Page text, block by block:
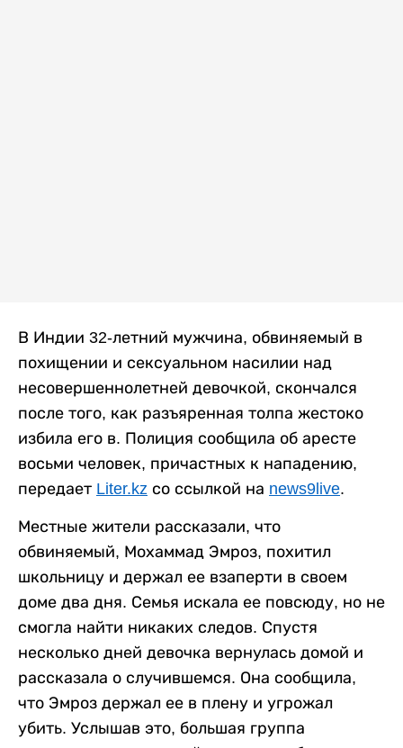
В Индии 32-летний мужчина, обвиняемый в
похищении и сексуальном насилии над
несовершеннолетней девочкой, скончался
после того, как разъяренная толпа жестоко
избила его в. Полиция сообщила об аресте
восьми человек, причастных к нападению,
передает Liter.kz со ссылкой на news9live.
Местные жители рассказали, что
обвиняемый, Мохаммад Эмроз, похитил
школьницу и держал ее взаперти в своем
доме два дня. Семья искала ее повсюду, но не
смогла найти никаких следов. Спустя
несколько дней девочка вернулась домой и
рассказала о случившемся. Она сообщила,
что Эмроз держал ее в плену и угрожал
убить. Услышав это, большая группа